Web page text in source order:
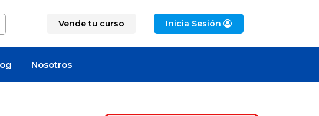
Vende tu curso Inicia Sesión
Nosotros